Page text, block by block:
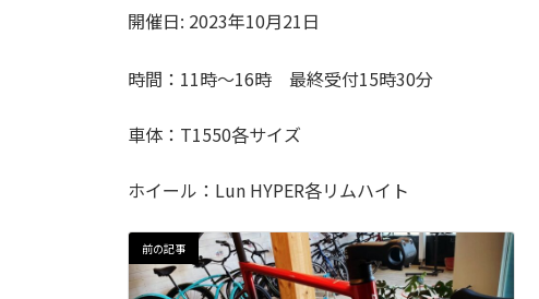
日
時
開催日: 2023年10月21日
時間：11時～16時 最終受付15時30分
車体：T1550各サイズ
ホイール：Lun HYPER各リムハイト
前の記事